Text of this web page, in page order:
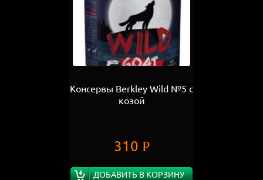
Консервы Berkley Wild №5 с
козой
310 Р
ДОБАВИТЬ В КОРЗИНУ